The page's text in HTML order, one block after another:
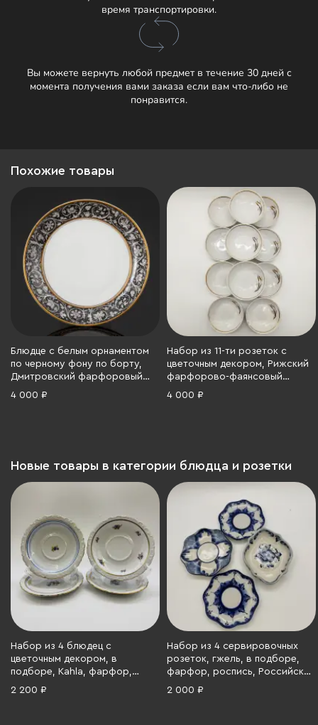
время транспортировки.
Вы можете вернуть любой предмет в течение 30 дней с
момента получения вами заказа если вам что-либо не
понравится.
Похожие товары
Блюдце с белым орнаментом
по черному фону по борту,
Дмитровский фарфоровый
завод (ДФЗ Вербилки),
4 000 ₽
Набор из 11-ти розеток с
цветочным декором, Рижский
фарфорово-фаянсовый
завод, фарфор, деколь,
4 000 ₽
Новые товары в категории блюдца и розетки
Набор из 4 блюдец с
цветочным декором, в
подборе, Kahla, фарфор,
деколь, золочение, Германия,
2 200 ₽
Набор из 4 сервировочных
розеток, гжель, в подборе,
фарфор, роспись, Российская
Федерация, 1991-2000 гг.
2 000 ₽